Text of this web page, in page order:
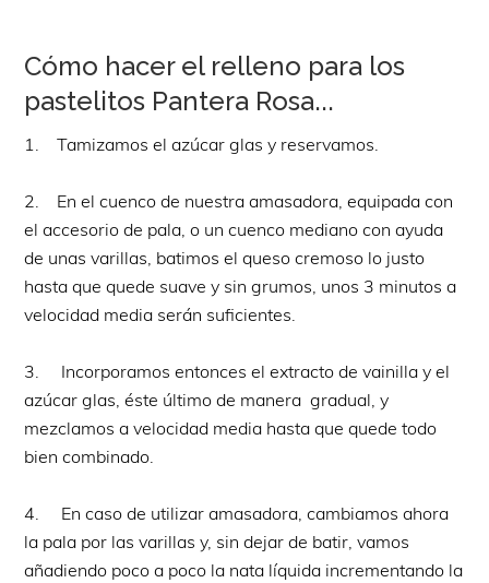
Cómo hacer el relleno para los
pastelitos Pantera Rosa...
1. Tamizamos el azúcar glas y reservamos.
2. En el cuenco de nuestra amasadora, equipada con
el accesorio de pala, o un cuenco mediano con ayuda
de unas varillas, batimos el queso cremoso lo justo
hasta que quede suave y sin grumos, unos 3 minutos a
velocidad media serán suficientes.
3. Incorporamos entonces el extracto de vainilla y el
azúcar glas, éste último de manera gradual, y
mezclamos a velocidad media hasta que quede todo
bien combinado.
4. En caso de utilizar amasadora, cambiamos ahora
la pala por las varillas y, sin dejar de batir, vamos
añadiendo poco a poco la nata líquida incrementando la